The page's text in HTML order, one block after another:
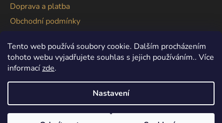
Tento web používá soubory cookie. Dalším procházením
tohoto webu vyjadřujete souhlas s jejich používáním.. Více
informacízde.
Nastavení
Doprava a platba
Obchodní podmínky
Vytvořil Shoptet
Copyright 2026Gallagher. Všechna práva vyhrazena.